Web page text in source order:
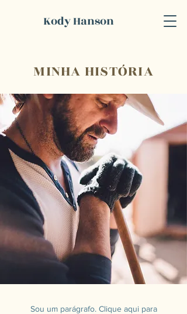
Kody Hanson
MINHA HISTÓRIA
Sou um parágrafo. Clique aqui para